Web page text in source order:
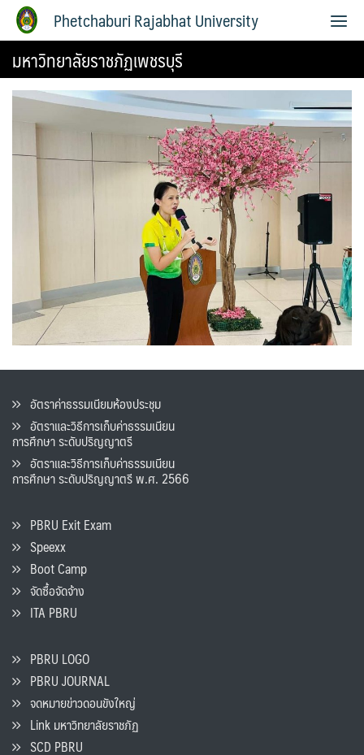
Phetchaburi Rajabhat University
มหาวิทยาลัยราชภัฏเพชรบุรี
อัตราค่าธรรมเนียมห้องประชุม
อัตราและวิธีการเก็บค่าธรรมเนียน
การศึกษา ระดับปริญญาตรี
อัตราและวิธีการเก็บค่าธรรมเนียน
การศึกษา ระดับปริญญาตรี พ.ศ. 2566
PBRU Exit Exam
Speexx
Boot Camp
จัดซื้อจัดจ้าง
ITA PBRU
PBRU LOGO
PBRU JOURNAL
จดหมายข่าวดอนขังใหญ่
Link มหาวิทยาลัยราชภัฏ
SCD PBRU